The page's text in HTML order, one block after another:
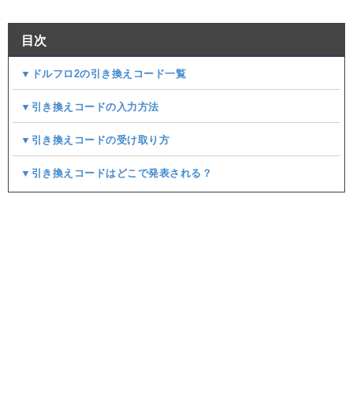
目次
▼ドルフロ2の引き換えコード一覧
▼引き換えコードの入力方法
▼引き換えコードの受け取り方
▼引き換えコードはどこで発表される？